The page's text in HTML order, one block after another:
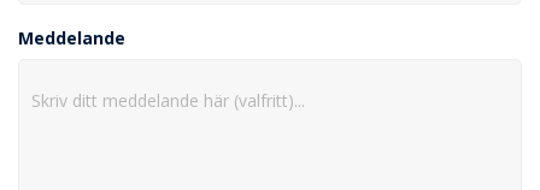
Meddelande